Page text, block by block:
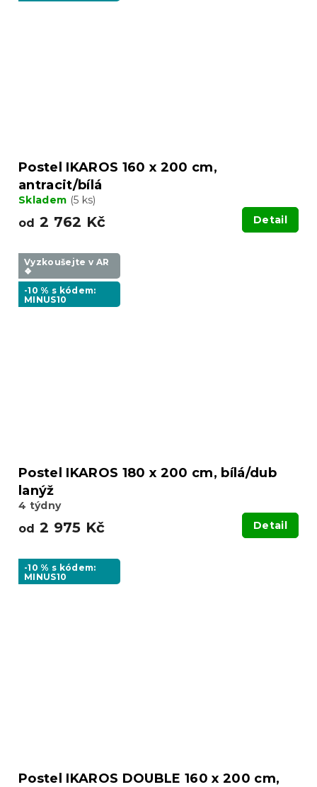
Postel IKAROS 160 x 200 cm,
antracit/bílá
Skladem (5 ks)
od 2 762 Kč Detail
Vyzkoušejte v AR
❖
-10 % s kódem:
MINUS10
Postel IKAROS 180 x 200 cm, bílá/dub
lanýž
4 týdny
od 2 975 Kč Detail
-10 % s kódem:
MINUS10
Postel IKAROS DOUBLE 160 x 200 cm,